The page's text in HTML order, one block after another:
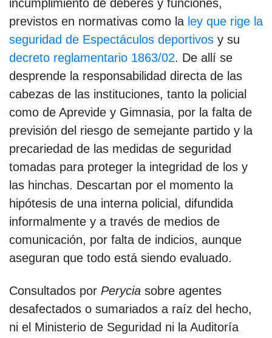
incumplimiento de deberes y funciones,
previstos en normativas como la ley que rige la
seguridad de Espectáculos deportivos y su
decreto reglamentario 1863/02. De allí se
desprende la responsabilidad directa de las
cabezas de las instituciones, tanto la policial
como de Aprevide y Gimnasia, por la falta de
previsión del riesgo de semejante partido y la
precariedad de las medidas de seguridad
tomadas para proteger la integridad de los y
las hinchas. Descartan por el momento la
hipótesis de una interna policial, difundida
informalmente y a través de medios de
comunicación, por falta de indicios, aunque
aseguran que todo está siendo evaluado.
Consultados por Perycia sobre agentes
desafectados o sumariados a raíz del hecho,
ni el Ministerio de Seguridad ni la Auditoría